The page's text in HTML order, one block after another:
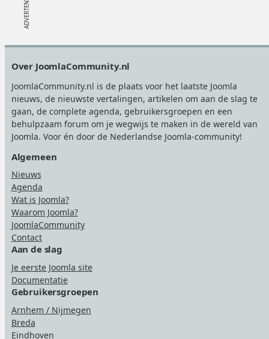
Over JoomlaCommunity.nl
JoomlaCommunity.nl is de plaats voor het laatste Joomla
nieuws, de nieuwste vertalingen, artikelen om aan de slag te
gaan, de complete agenda, gebruikersgroepen en een
behulpzaam forum om je wegwijs te maken in de wereld van
Joomla. Voor én door de Nederlandse Joomla-community!
Algemeen
Nieuws
Agenda
Wat is Joomla?
Waarom Joomla?
JoomlaCommunity
Contact
Aan de slag
Je eerste Joomla site
Documentatie
Gebruikersgroepen
Arnhem / Nijmegen
Breda
Eindhoven